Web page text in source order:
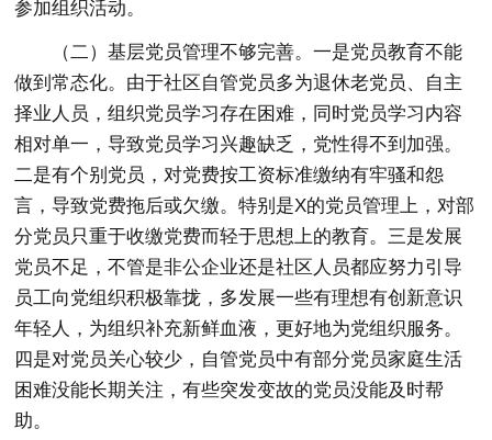
参加组织活动。
（二）基层党员管理不够完善。一是党员教育不能
做到常态化。由于社区自管党员多为退休老党员、自主
择业人员，组织党员学习存在困难，同时党员学习内容
相对单一，导致党员学习兴趣缺乏，党性得不到加强。
二是有个别党员，对党费按工资标准缴纳有牢骚和怨
言，导致党费拖后或欠缴。特别是X的党员管理上，对部
分党员只重于收缴党费而轻于思想上的教育。三是发展
党员不足，不管是非公企业还是社区人员都应努力引导
员工向党组织积极靠拢，多发展一些有理想有创新意识
年轻人，为组织补充新鲜血液，更好地为党组织服务。
四是对党员关心较少，自管党员中有部分党员家庭生活
困难没能长期关注，有些突发变故的党员没能及时帮
助。